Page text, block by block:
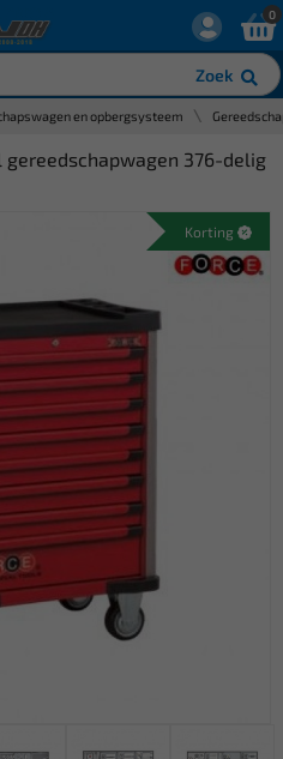
Zoek
0
en opbergsysteem
gereedschapwagen 376-delig
Korting